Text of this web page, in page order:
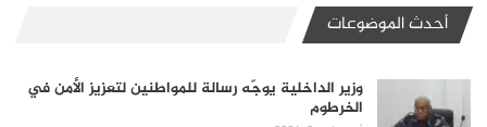
أحدث الموضوعات
وزير الداخلية يوجّه رسالة للمواطنين لتعزيز الأمن في
الخرطوم